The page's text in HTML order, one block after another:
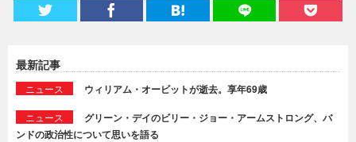
最新記事
ニュース ウィリアム・オービットが逝去。享年69歳
ニュース
グリーン・デイのビリー・ジョー・アームストロング、バ
ンドの政治性について思いを語る